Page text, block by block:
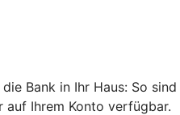
Bank in Ihr Haus: So sind
auf Ihrem Konto verfügbar.